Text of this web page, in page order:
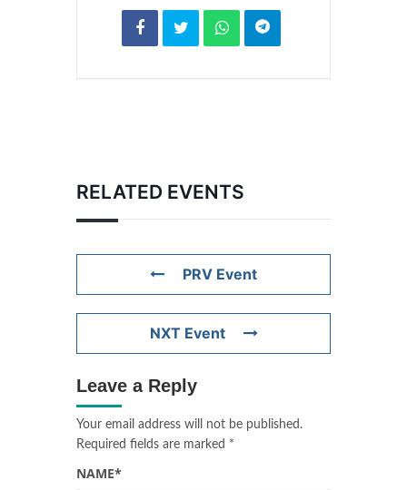
RELATED EVENTS
PRV Event
NXT Event
Leave a Reply
Your email address will not be published.
Required fields are marked *
NAME*